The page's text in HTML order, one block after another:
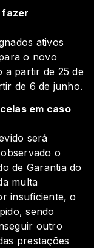
fazer
ativos
o novo
a partir de 25 de
de 6 de junho.
em caso
será
o
de Garantia do
multa
insuficiente, o
sendo
outro
prestações